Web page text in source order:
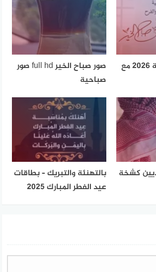
صور جمعة مباركة 2026 مع
صور صباح الخير full hd صور
صباحية
كشخة
بالتهنئة والتبريك – بطاقات
عيد الفطر المبارك 2025